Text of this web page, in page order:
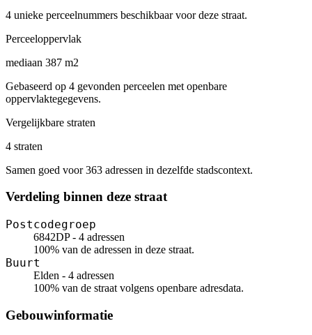
4 unieke perceelnummers beschikbaar voor deze straat.
Perceeloppervlak
mediaan 387 m2
Gebaseerd op 4 gevonden perceelen met openbare
oppervlaktegegevens.
Vergelijkbare straten
4 straten
Samen goed voor 363 adressen in dezelfde stadscontext.
Verdeling binnen deze straat
Postcodegroep
6842DP - 4 adressen
100% van de adressen in deze straat.
Buurt
Elden - 4 adressen
100% van de straat volgens openbare adresdata.
Gebouwinformatie